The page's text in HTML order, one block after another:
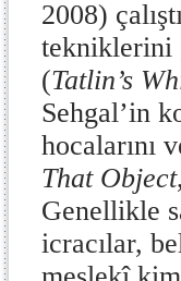
2008)
tekniklerini
(Tatlin’s
Sehgal’in
hocalarını
That Object
Genellikle
icracılar,